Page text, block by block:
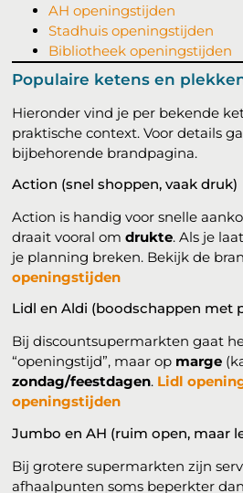
AH openingstijden
Stadhuis openingstijden
Bibliotheek openingstijden
Populaire ketens en
Hieronder vind je per bekende
praktische context. Voor details
bijbehorende brandpagina.
Action (snel shoppen, vaak druk)
Action is handig voor snelle
draait vooral omdrukte. Als je
je planning breken. Bekijk de
openingstijden
Lidl en Aldi (boodschappen met
Bij discountsupermarkten gaat
“openingstijd”, maar op marge
zondag/feestdagen. Lidl
openingstijden
Jumbo en AH (ruim open, maar
Bij grotere supermarkten zijn
afhaalpunten soms beperkter